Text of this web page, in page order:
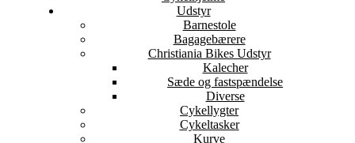
Udstyr
Barnestole
Bagagebærere
Christiania Bikes Udstyr
Kalecher
Sæde og fastspændelse
Diverse
Cykellygter
Cykeltasker
Kurve